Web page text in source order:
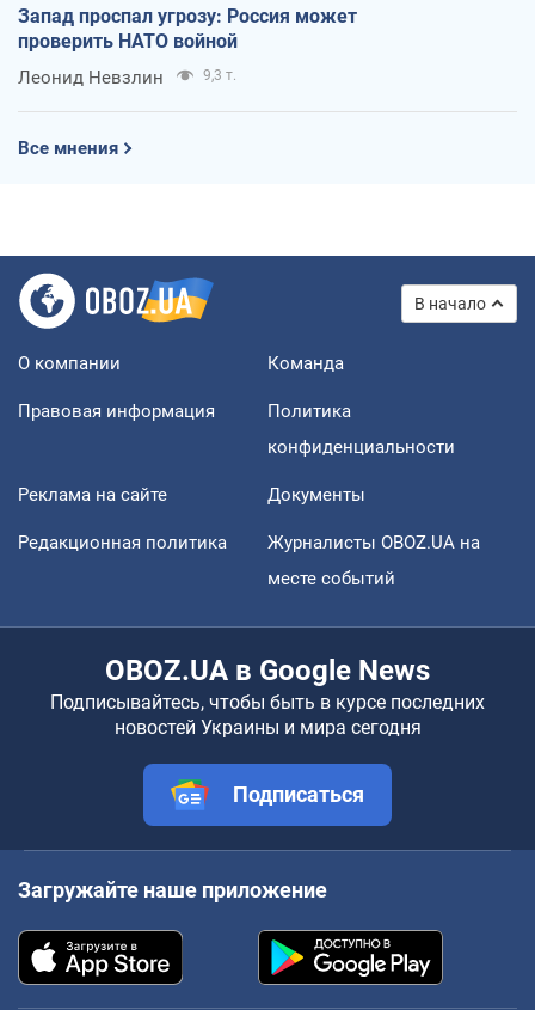
Запад проспал угрозу: Россия может
проверить НАТО войной
Леонид Невзлин 9,3 т.
Все мнения
В начало
О компании Команда
Правовая информация
Политика
конфиденциальности
Реклама на сайте Документы
Редакционная политика
Журналисты OBOZ.UA на
месте событий
OBOZ.UA в Google News
Подписывайтесь, чтобы быть в курсе последних
новостей Украины и мира сегодня
Подписаться
Загружайте наше приложение